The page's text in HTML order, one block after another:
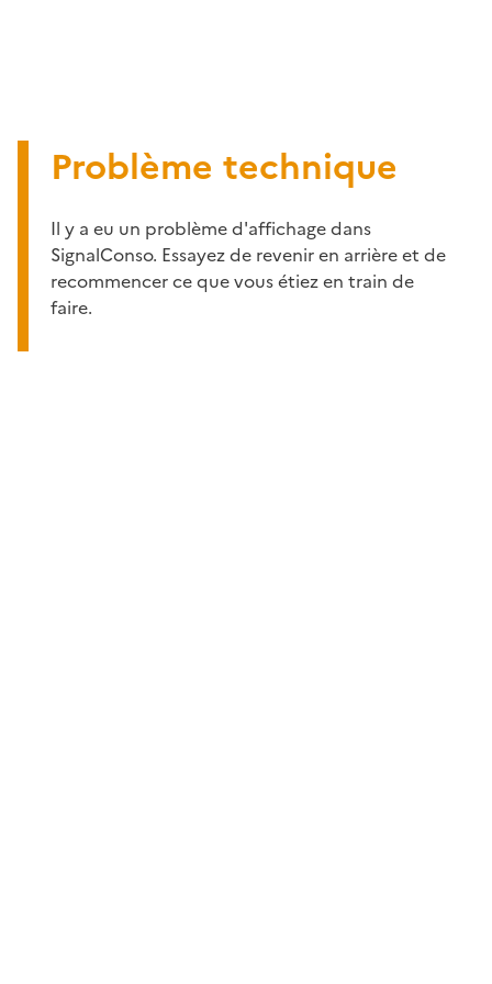
Problème technique
Il y a eu un problème d'affichage dans
SignalConso. Essayez de revenir en arrière et de
recommencer ce que vous étiez en train de
faire.